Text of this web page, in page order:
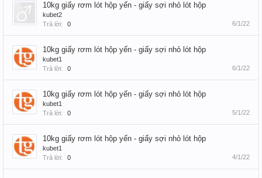
10kg giấy rơm lót hộp yến - giấy sợi nhỏ lót hộp
kubet2
Trả lời:
0 6/1/22
10kg giấy rơm lót hộp yến - giấy sợi nhỏ lót hộp
kubet1
Trả lời:
0 6/1/22
10kg giấy rơm lót hộp yến - giấy sợi nhỏ lót hộp
kubet1
Trả lời:
0 5/1/22
10kg giấy rơm lót hộp yến - giấy sợi nhỏ lót hộp
kubet1
Trả lời:
0 4/1/22